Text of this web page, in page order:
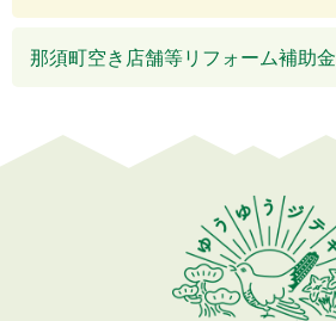
那須町空き店舗等リフォーム補助金